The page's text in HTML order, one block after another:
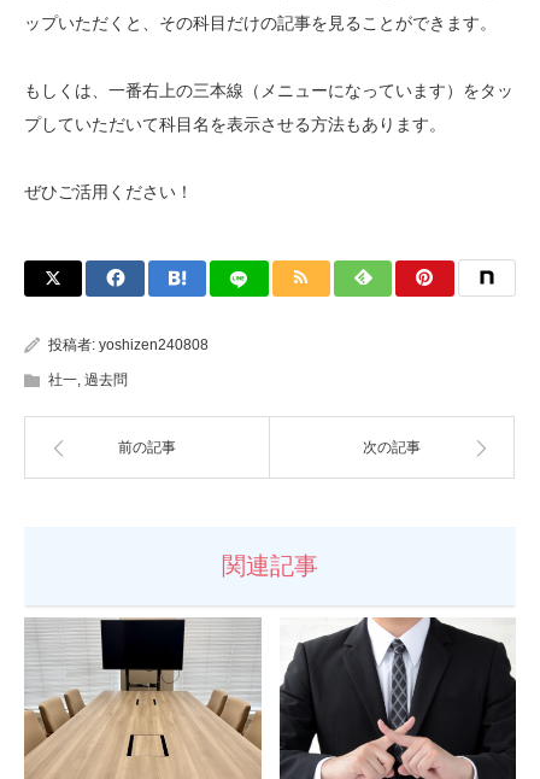
ップいただくと、その科目だけの記事を見ることができます。
もしくは、一番右上の三本線（メニューになっています）をタッ
プしていただいて科目名を表示させる方法もあります。
ぜひご活用ください！
投稿者: yoshizen240808
社一, 過去問
前の記事 次の記事
関連記事